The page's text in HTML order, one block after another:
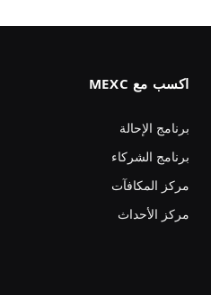
اكسب مع MEXC
برنامج الإحالة
برنامج الشركاء
مركز المكافآت
مركز الأحداث